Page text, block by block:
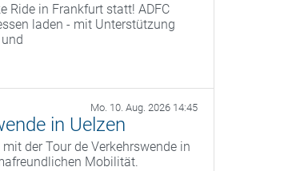
Ride in Frankfurt statt! ADFC
laden - mit Unterstützung
Mo. 10. Aug. 2026 14:45
in Uelzen
der Tour de Verkehrswende in
Mobilität.